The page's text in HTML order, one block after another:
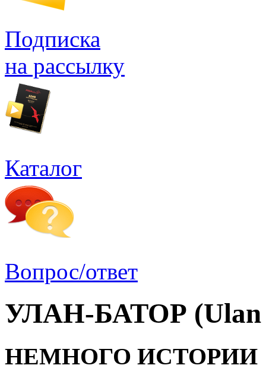
Подписка
на рассылку
Каталог
Вопрос/ответ
УЛАН-БАТОР (Ulan
НЕМНОГО ИСТОРИИ